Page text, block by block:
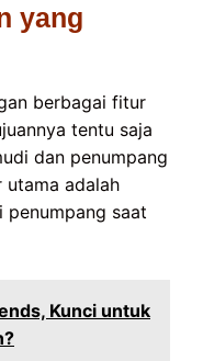
yang
berbagai fitur
tentu saja
dan penumpang
utama adalah
penumpang saat
Kunci untuk